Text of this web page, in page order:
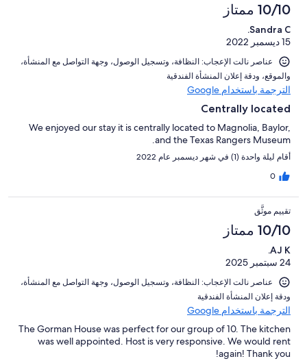
10/10 ممتاز
Sandra C.
15 ديسمبر 2022
عناصر نالت الإعجاب: ⁦النظافة⁩، و⁦تسجيل الوصول⁩، و⁦جهة التواصل مع المنشأة⁩،
و⁦الموقع⁩، و⁦دقة إعلان المنشأة الفندقية⁩
الترجمة باستخدام Google
Centrally located
We enjoyed our stay it is centrally located to Magnolia, Baylor,
and the Texas Rangers Museum.
أقام ليلة واحدة (1) في شهر ديسمبر عام 2022
0
تقييم موثَّق
10/10 ممتاز
AJ K.
24 سبتمبر 2025
عناصر نالت الإعجاب: ⁦النظافة⁩، و⁦تسجيل الوصول⁩، و⁦جهة التواصل مع المنشأة⁩،
و⁦دقة إعلان المنشأة الفندقية⁩
الترجمة باستخدام Google
The Gorman House was perfect for our group of 10. The kitchen
was well appointed. Host is very responsive. We would rent
again! Thank you!